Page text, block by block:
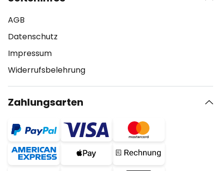
AGB
Datenschutz
Impressum
Widerrufsbelehrung
Zahlungsarten